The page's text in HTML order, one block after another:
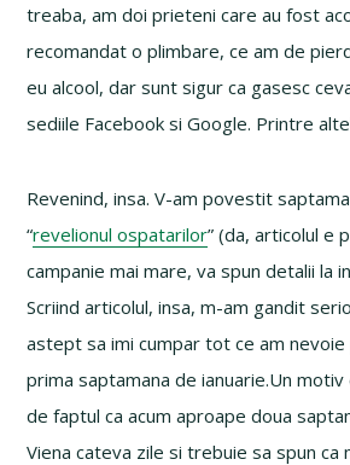
treaba, am doi prieteni care au fost
recomandat o plimbare, ce am de
eu alcool, dar sunt sigur ca gasesc
sediile Facebook si Google. Printre
Revenind, insa. V-am povestit
“revelionul ospatarilor” (da, articolul e
campanie mai mare, va spun detalii la
Scriind articolul, insa, m-am gandit
astept sa imi cumpar tot ce am nevoie
prima saptamana de ianuarie.Un
de faptul ca acum aproape doua
Viena cateva zile si trebuie sa spun ca